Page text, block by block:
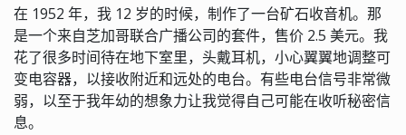
在 1952 年，我 12 岁的时候，制作了一台矿石收音机。那
是一个来自芝加哥联合广播公司的套件，售价 2.5 美元。我
花了很多时间待在地下室里，头戴耳机，小心翼翼地调整可
变电容器，以接收附近和远处的电台。有些电台信号非常微
弱，以至于我年幼的想象力让我觉得自己可能在收听秘密信
息。